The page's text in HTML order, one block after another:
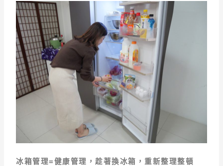
冰箱管理=健康管理，趁著換冰箱，重新整理整頓